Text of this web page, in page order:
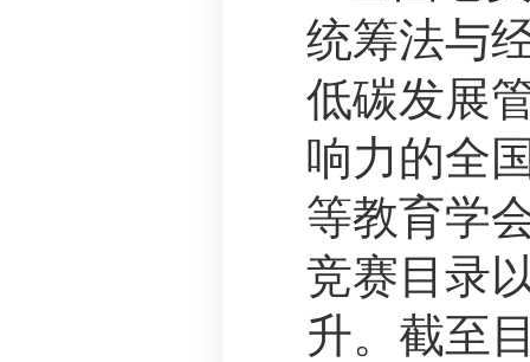
统筹法与
低碳发展
响力的全
等教育学
竞赛目录
升。截至